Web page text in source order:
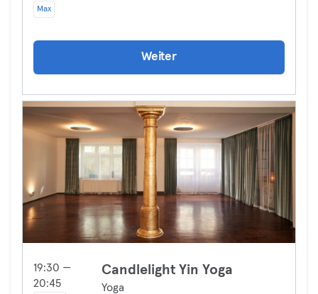
Max
Weiter
19:30 —
20:45
Candlelight Yin Yoga
Yoga